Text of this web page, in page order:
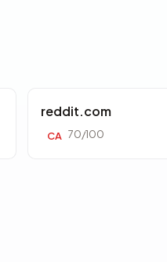
reddit.com
CA 70/100